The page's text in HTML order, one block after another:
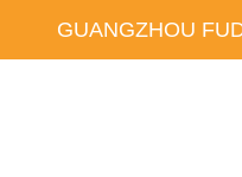
GUANGZHOU